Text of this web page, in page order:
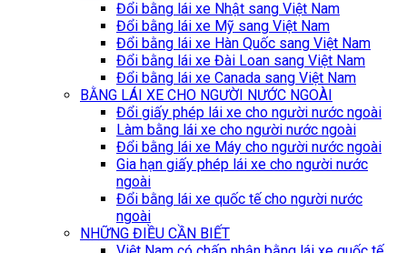
Đổi bằng lái xe Nhật sang Việt Nam
Đổi bằng lái xe Mỹ sang Việt Nam
Đổi bằng lái xe Hàn Quốc sang Việt Nam
Đổi bằng lái xe Đài Loan sang Việt Nam
Đổi bằng lái xe Canada sang Việt Nam
BẰNG LÁI XE CHO NGƯỜI NƯỚC NGOÀI
Đổi giấy phép lái xe cho người nước ngoài
Làm bằng lái xe cho người nước ngoài
Đổi bằng lái xe Máy cho người nước ngoài
Gia hạn giấy phép lái xe cho người nước
ngoài
Đổi bằng lái xe quốc tế cho người nước
ngoài
NHỮNG ĐIỀU CẦN BIẾT